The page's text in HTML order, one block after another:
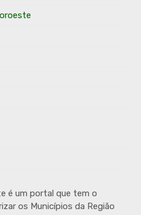
é um portal que tem o
os Municípios da Região